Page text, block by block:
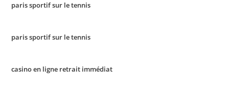
paris sportif sur le tennis
paris sportif sur le tennis
casino en ligne retrait immédiat